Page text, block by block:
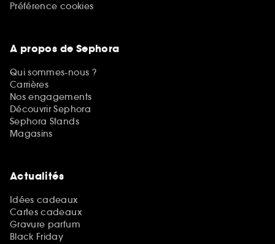
Préférence cookies
A propos de Sephora
Qui sommes-nous ?
Carrières
Nos engagements
Découvrir Sephora
Sephora Stands
Magasins
Actualités
Idées cadeaux
Cartes cadeaux
Gravure parfum
Black Friday